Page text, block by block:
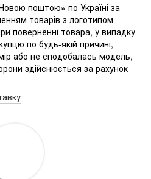
поштою» по Україні за
товарів з логотипом
поверненні товара, у випадку
по будь-якій причині,
або не сподобалась модель,
здійснюється за рахунок